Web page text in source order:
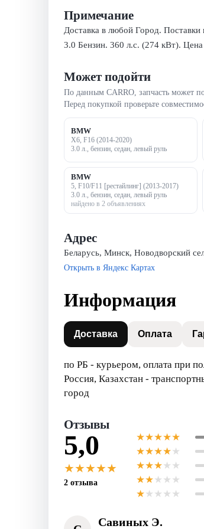
Примечание
Доставка в любой Город.
3.0 Бензин. 360 л.с. (274 кВт). Цена
Может подойти
По данным CARRO, запчасть может
Перед покупкой проверьте
BMW
X6, F16 (2014-2020)
3.0 л., бензин, седан, левый руль
BMW
5, F10/F11 [рестайлинг] (2013-2017)
3.0 л., бензин, седан, левый руль
найдено в 2 объявлениях
Адрес
Беларусь, Минск, Новодворский
Открыть в Яндекс Картах
Информация
Доставка Оплата
по РБ - курьером, оплата при
Россия, Казахстан -
город
Отзывы
5,0
★★★★★
2 отзыва
★★★★★
★★★★ ★
★★★ ★ ★
★★ ★ ★ ★
★ ★ ★ ★ ★
Савиных Э.